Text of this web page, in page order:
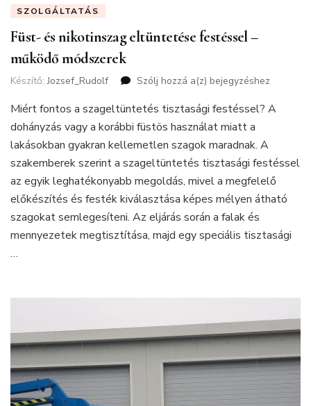
SZOLGÁLTATÁS
Füst- és nikotinszag eltüntetése festéssel –
működő módszerek
Készítő:Jozsef_Rudolf Szólj hozzá a(z) Füst-
nikotinszag
eltüntetése
festéssel
működő
módszerek
bejegyzéshez
Miért fontos a szageltüntetés tisztasági festéssel? A
dohányzás vagy a korábbi füstös használat miatt a
lakásokban gyakran kellemetlen szagok maradnak. A
szakemberek szerint a szageltüntetés tisztasági festéssel
az egyik leghatékonyabb megoldás, mivel a megfelelő
előkészítés és festék kiválasztása képes mélyen átható
szagokat semlegesíteni. Az eljárás során a falak és
mennyezetek megtisztítása, majd egy speciális tisztasági
…